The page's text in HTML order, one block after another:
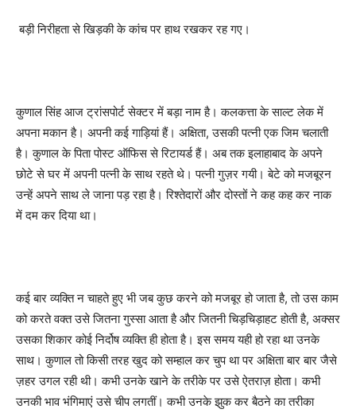
बड़ी निरीहता से खिड़की के कांच पर हाथ रखकर रह गए।
कुणाल सिंह आज ट्रांसपोर्ट सेक्टर में बड़ा नाम है। कलकत्ता के साल्ट लेक में
अपना मकान है। अपनी कई गाड़ियां हैं। अक्षिता, उसकी पत्नी एक जिम चलाती
है। कुणाल के पिता पोस्ट ऑफिस से रिटायर्ड हैं। अब तक इलाहाबाद के अपने
छोटे से घर में अपनी पत्नी के साथ रहते थे। पत्नी गुज़र गयी। बेटे को मजबूरन
उन्हें अपने साथ ले जाना पड़ रहा है। रिश्तेदारों और दोस्तों ने कह कह कर नाक
में दम कर दिया था।
कई बार व्यक्ति न चाहते हुए भी जब कुछ करने को मजबूर हो जाता है, तो उस काम
को करते वक्त उसे जितना गुस्सा आता है और जितनी चिड़चिड़ाहट होती है, अक्सर
उसका शिकार कोई निर्दोष व्यक्ति ही होता है। इस समय यही हो रहा था उनके
साथ। कुणाल तो किसी तरह खुद को सम्हाल कर चुप था पर अक्षिता बार बार जैसे
ज़हर उगल रही थी। कभी उनके खाने के तरीके पर उसे ऐतराज़ होता। कभी
उनकी भाव भंगिमाएं उसे चीप लगतीं। कभी उनके झुक कर बैठने का तरीका